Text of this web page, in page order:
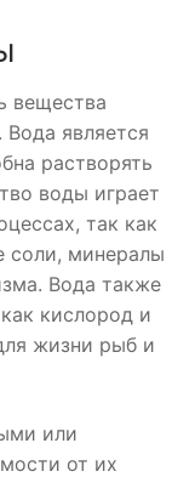
вещества
является
растворять
воды играет
так как
соли, минералы
Вода также
кислород и
жизни рыб и
или
от их